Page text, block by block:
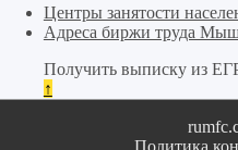
Центры занятости
Адреса биржи труда
Получить выписку из
↑
Политика